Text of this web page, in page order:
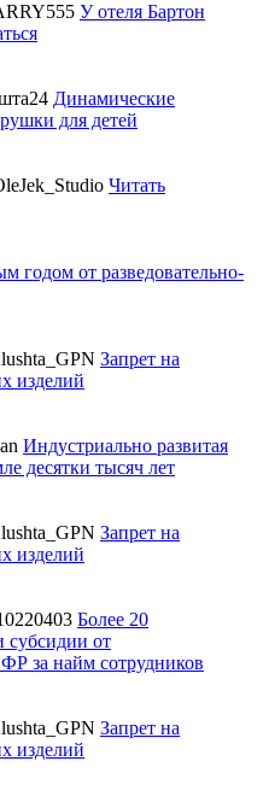
У отеля Бартон
Динамические
для детей
Читать
годом от разведовательно-
Запрет на
изделий
Индустриально развитая
десятки тысяч лет
Запрет на
изделий
Более 20
субсидии от
за найм сотрудников
Запрет на
изделий